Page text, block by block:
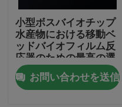
小型ボスバイオチップ
水産物における移動ベ
ッドバイオフィルム反
応器のための最高の選
択
お問い合わせを送信